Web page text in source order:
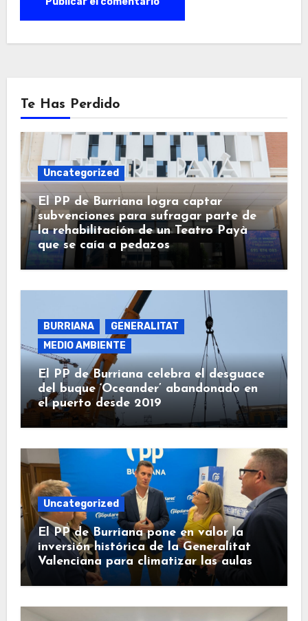
Te Has Perdido
Uncategorized
El PP de Burriana logra captar
subvenciones para sufragar parte de
la rehabilitación de un Teatro Payà
que se caía a pedazos
BURRIANA
GENERALITAT
MEDIO AMBIENTE
El PP de Burriana celebra el desguace
del buque ‘Oceander’ abandonado en
el puerto desde 2019
Uncategorized
El PP de Burriana pone en valor la
inversión histórica de la Generalitat
Valenciana para climatizar las aulas